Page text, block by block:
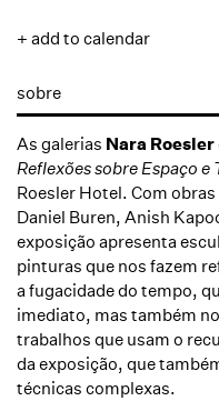
+ add to calendar
sobre
As galerias Nara Roesler
Reflexões sobre Espaço e
Roesler Hotel. Com
Daniel Buren, Anish
exposição apresenta
pinturas que nos fazem
a fugacidade do tempo,
imediato, mas também
trabalhos que usam o
da exposição, que
técnicas complexas.